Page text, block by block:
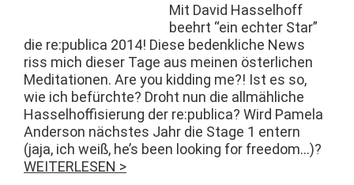
Mit David Has­sel­hoff
beehrt “ein echter Star”
die re:publica 2014! Diese beden­kliche News
riss mich dieser Tage aus meinen öster­lichen
Med­i­ta­tio­nen. Are you kid­ding me?! Ist es so,
wie ich befürchte? Dro­ht nun die allmäh­liche
Has­sel­hoff­isierung der re:publica? Wird Pamela
Ander­son näch­stes Jahr die Stage 1 entern
(jaja, ich weiß, he’s been look­ing for free­dom…)?
WEITERLESEN >